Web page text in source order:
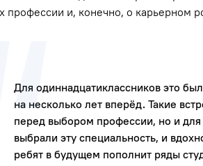
профессии и, конечно, о карьерном
Для одиннадцатиклассников это
на несколько лет вперёд. Такие
перед выбором профессии, но и для
выбрали эту специальность, и
ребят в будущем пополнит ряды